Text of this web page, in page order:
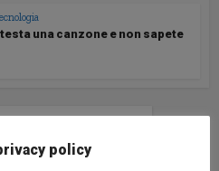
una canzone e non sapete
policy